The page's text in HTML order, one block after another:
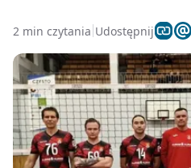
2 min czytania Udostępnij